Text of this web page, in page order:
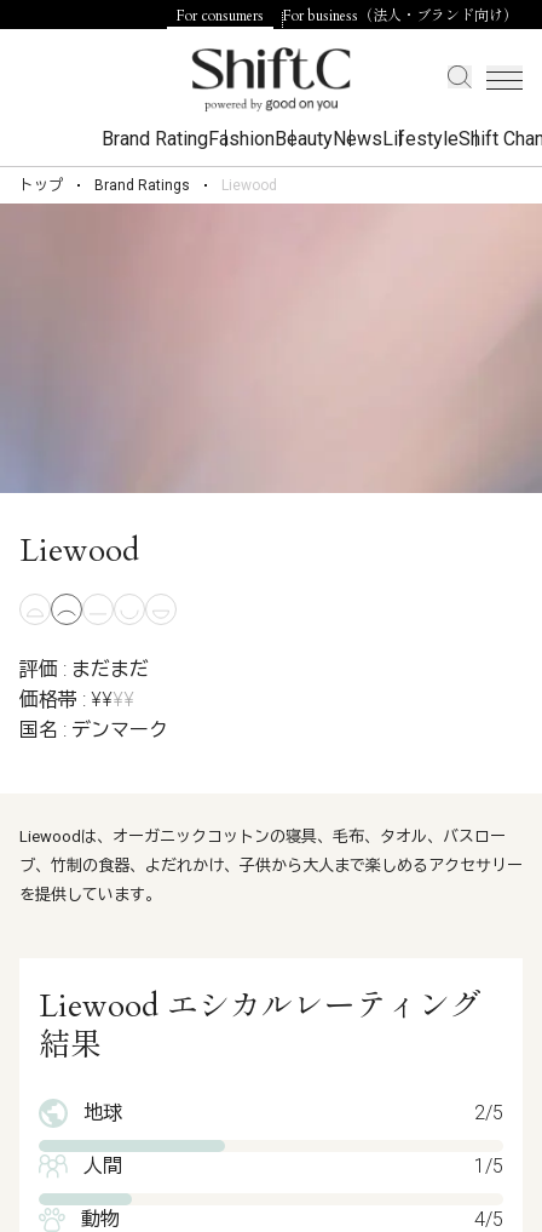
For consumers For business（法人・ブランド向け）
Brand RatingFashionBeautyNewsLifestyleShift
トップ Brand Ratings Liewood
Liewood
評価 : まだまだ
価格帯 : ¥¥¥¥
国名 : デンマーク
Liewoodは、オーガニックコットンの寝具、毛布、タオル、バスロー
ブ、竹制の食器、よだれかけ、子供から大人まで楽しめるアクセサリー
を提供しています。
Liewood エシカルレーティング
結果
地球 2/5
人間 1/5
動物 4/5